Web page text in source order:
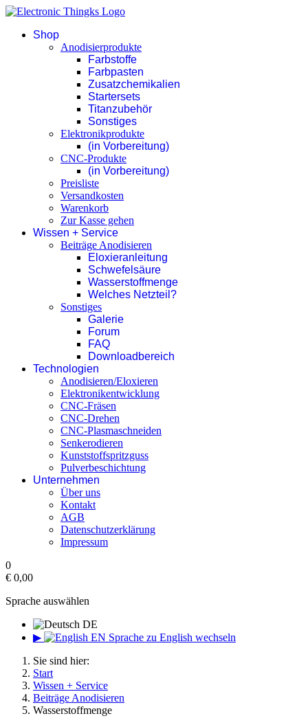
Shop
Anodisierprodukte
Farbstoffe
Farbpasten
Zusatzchemikalien
Startersets
Titanzubehör
Sonstiges
Elektronikprodukte
(in Vorbereitung)
CNC-Produkte
(in Vorbereitung)
Preisliste
Versandkosten
Warenkorb
Zur Kasse gehen
Wissen + Service
Beiträge Anodisieren
Eloxieranleitung
Schwefelsäure
Wasserstoffmenge
Welches Netzteil?
Sonstiges
Galerie
Forum
FAQ
Downloadbereich
Technologien
Anodisieren/Eloxieren
Elektronikentwicklung
CNC-Fräsen
CNC-Drehen
CNC-Plasmaschneiden
Senkerodieren
Kunststoffspritzguss
Pulverbeschichtung
Unternehmen
Über uns
Kontakt
AGB
Datenschutzerklärung
Impressum
0
€ 0,00‎
Sprache auswählen
DE
▶
EN Sprache zu English wechseln
Sie sind hier:
Start
Wissen + Service
Beiträge Anodisieren
Wasserstoffmenge